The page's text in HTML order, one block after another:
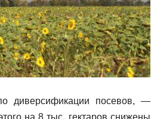
диверсификации посевов, —
на 8 тыс. гектаров снижены